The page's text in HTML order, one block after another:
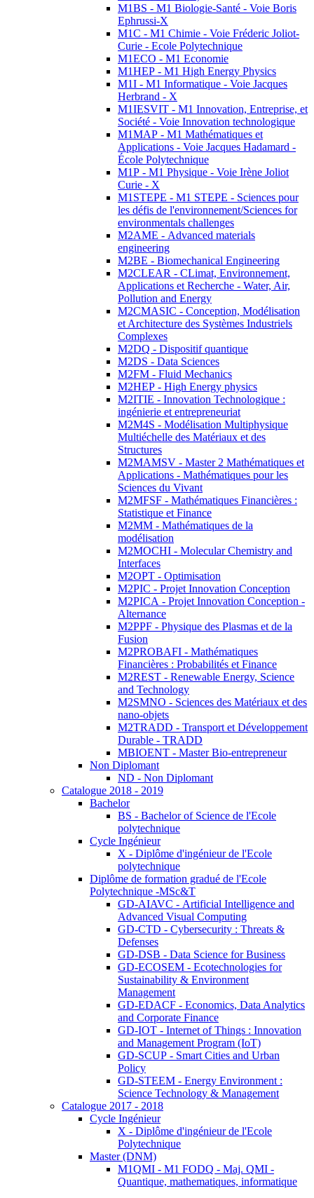
M1BS - M1 Biologie-Santé - Voie Boris
Ephrussi-X
M1C - M1 Chimie - Voie Fréderic Joliot-
Curie - Ecole Polytechnique
M1ECO - M1 Economie
M1HEP - M1 High Energy Physics
M1I - M1 Informatique - Voie Jacques
Herbrand - X
M1IESVIT - M1 Innovation, Entreprise, et
Société - Voie Innovation technologique
M1MAP - M1 Mathématiques et
Applications - Voie Jacques Hadamard -
École Polytechnique
M1P - M1 Physique - Voie Irène Joliot
Curie - X
M1STEPE - M1 STEPE - Sciences pour
les défis de l'environnement/Sciences for
environmentals challenges
M2AME - Advanced materials
engineering
M2BE - Biomechanical Engineering
M2CLEAR - CLimat, Environnement,
Applications et Recherche - Water, Air,
Pollution and Energy
M2CMASIC - Conception, Modélisation
et Architecture des Systèmes Industriels
Complexes
M2DQ - Dispositif quantique
M2DS - Data Sciences
M2FM - Fluid Mechanics
M2HEP - High Energy physics
M2ITIE - Innovation Technologique :
ingénierie et entrepreneuriat
M2M4S - Modélisation Multiphysique
Multiéchelle des Matériaux et des
Structures
M2MAMSV - Master 2 Mathématiques et
Applications - Mathématiques pour les
Sciences du Vivant
M2MFSF - Mathématiques Financières :
Statistique et Finance
M2MM - Mathématiques de la
modélisation
M2MOCHI - Molecular Chemistry and
Interfaces
M2OPT - Optimisation
M2PIC - Projet Innovation Conception
M2PICA - Projet Innovation Conception -
Alternance
M2PPF - Physique des Plasmas et de la
Fusion
M2PROBAFI - Mathématiques
Financières : Probabilités et Finance
M2REST - Renewable Energy, Science
and Technology
M2SMNO - Sciences des Matériaux et des
nano-objets
M2TRADD - Transport et Développement
Durable - TRADD
MBIOENT - Master Bio-entrepreneur
Non Diplomant
ND - Non Diplomant
Catalogue 2018 - 2019
Bachelor
BS - Bachelor of Science de l'Ecole
polytechnique
Cycle Ingénieur
X - Diplôme d'ingénieur de l'Ecole
polytechnique
Diplôme de formation gradué de l'Ecole
Polytechnique -MSc&T
GD-AIAVC - Artificial Intelligence and
Advanced Visual Computing
GD-CTD - Cybersecurity : Threats &
Defenses
GD-DSB - Data Science for Business
GD-ECOSEM - Ecotechnologies for
Sustainability & Environment
Management
GD-EDACF - Economics, Data Analytics
and Corporate Finance
GD-IOT - Internet of Things : Innovation
and Management Program (IoT)
GD-SCUP - Smart Cities and Urban
Policy
GD-STEEM - Energy Environment :
Science Technology & Management
Catalogue 2017 - 2018
Cycle Ingénieur
X - Diplôme d'ingénieur de l'Ecole
Polytechnique
Master (DNM)
M1QMI - M1 FODQ - Maj. QMI -
Quantique, mathematiques, informatique